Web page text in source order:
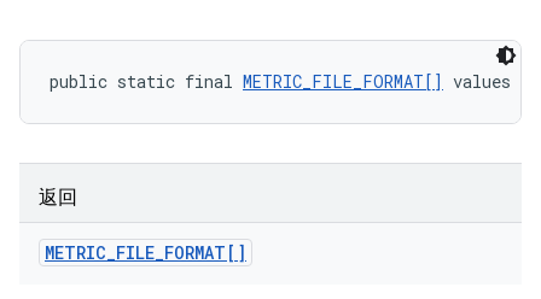
public static final METRIC_FILE_FORMAT[] values ()
返回
METRIC_FILE_FORMAT[]